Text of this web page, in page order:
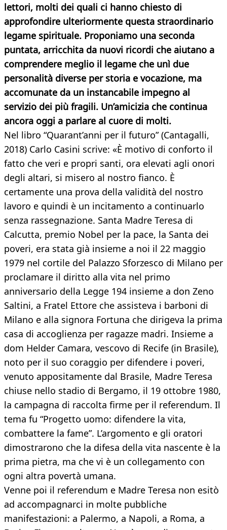
lettori, molti dei quali ci hanno chiesto di
approfondire ulteriormente questa straordinario
legame spirituale. Proponiamo una seconda
puntata, arricchita da nuovi ricordi che aiutano a
comprendere meglio il legame che unì due
personalità diverse per storia e vocazione, ma
accomunate da un instancabile impegno al
servizio dei più fragili. Un’amicizia che continua
ancora oggi a parlare al cuore di molti.
Nel libro “Quarant’anni per il futuro” (Cantagalli,
2018) Carlo Casini scrive: «È motivo di conforto il
fatto che veri e propri santi, ora elevati agli onori
degli altari, si misero al nostro fianco. È
certamente una prova della validità del nostro
lavoro e quindi è un incitamento a continuarlo
senza rassegnazione. Santa Madre Teresa di
Calcutta, premio Nobel per la pace, la Santa dei
poveri, era stata già insieme a noi il 22 maggio
1979 nel cortile del Palazzo Sforzesco di Milano per
proclamare il diritto alla vita nel primo
anniversario della Legge 194 insieme a don Zeno
Saltini, a Fratel Ettore che assisteva i barboni di
Milano e alla signora Fortuna che dirigeva la prima
casa di accoglienza per ragazze madri. Insieme a
dom Helder Camara, vescovo di Recife (in Brasile),
noto per il suo coraggio per difendere i poveri,
venuto appositamente dal Brasile, Madre Teresa
chiuse nello stadio di Bergamo, il 19 ottobre 1980,
la campagna di raccolta firme per il referendum. Il
tema fu “Progetto uomo: difendere la vita,
combattere la fame”. L’argomento e gli oratori
dimostrarono che la difesa della vita nascente è la
prima pietra, ma che vi è un collegamento con
ogni altra povertà umana.
Venne poi il referendum e Madre Teresa non esitò
ad accompagnarci in molte pubbliche
manifestazioni: a Palermo, a Napoli, a Roma, a